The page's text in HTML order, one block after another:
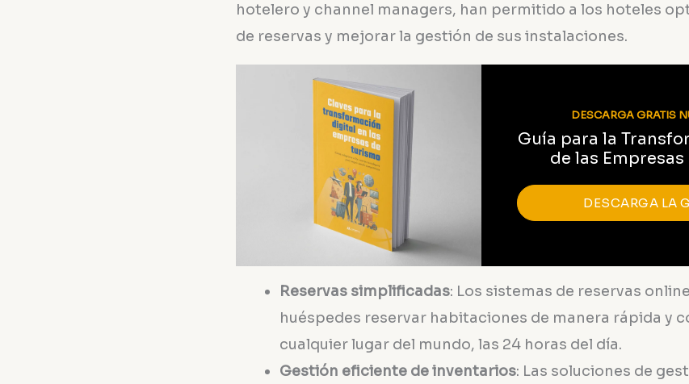
hotelero y channel managers, han permitido a los hoteles
de reservas y mejorar la gestión de sus instalaciones.
DESCARGA GRATIS
Guía para la
de las
DESCARGA LA
Reservas simplificadas: Los sistemas de reservas
huéspedes reservar habitaciones de manera rápida y
cualquier lugar del mundo, las 24 horas del día.
Gestión eficiente de inventarios: Las soluciones de